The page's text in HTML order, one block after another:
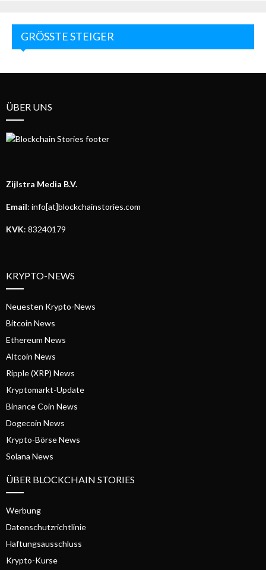
GRÖSSTE STEIGER
ÜBER UNS
Zijlstra Media B.V.
Email: info[at]blockchainstories.com
KVK: 83240179
KRYPTO-NEWS
Neuesten Krypto-News
Bitcoin News
Ethereum News
Altcoin News
Ripple (XRP) News
Kryptomarkt-Update
Binance Coin News
Dogecoin News
Krypto-Börse News
Solana News
ÜBER BLOCKCHAIN STORIES
Werbung
Datenschutzrichtlinie
Haftungsausschluss
Krypto-Kurse